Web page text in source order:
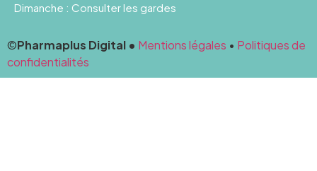
Dimanche : Consulter les gardes
©Pharmaplus Digital • Mentions légales • Politiques de
confidentialités